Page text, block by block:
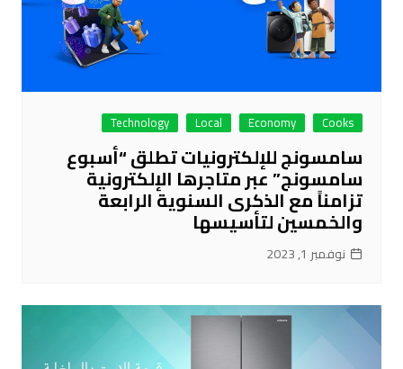
Cooks
Economy
Local
Technology
سامسونج للإلكترونيات تطلق “أسبوع
سامسونج” عبر متاجرها الإلكترونية
تزامناً مع الذكرى السنوية الرابعة
والخمسين لتأسيسها
نوفمبر 1, 2023